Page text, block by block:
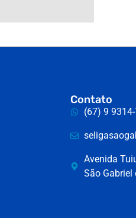
Contato
(67) 9
Avenida
São Gabriel